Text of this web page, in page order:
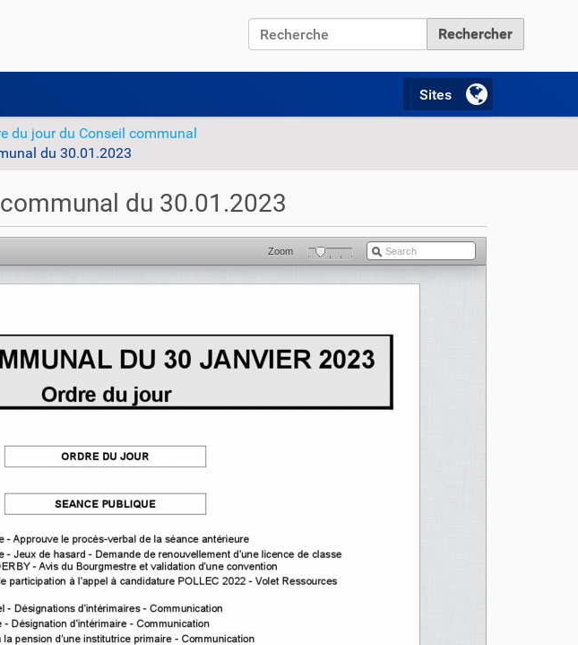
Chercher par
du jour du Conseil communal
du 30.01.2023
du 30.01.2023
Zoom